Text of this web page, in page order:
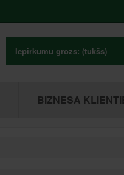
Iepirkumu grozs: (tukšs)
BIZNESA